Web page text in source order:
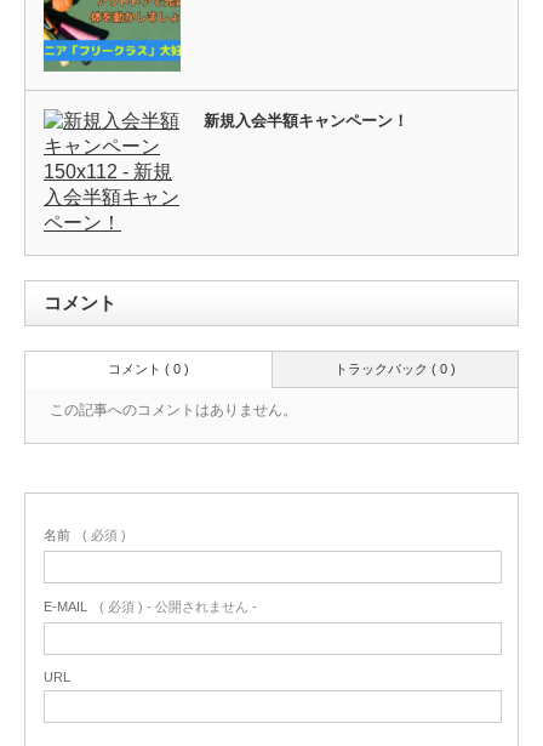
新規入会半額キャンペーン！
コメント
トラックバック ( 0 )
コメント ( 0 )
この記事へのコメントはありません。
名前 ( 必須 )
E-MAIL ( 必須 ) - 公開されません -
URL